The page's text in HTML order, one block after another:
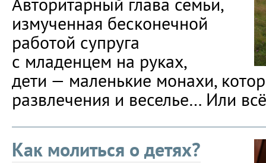
измученная бесконечной
работой супруга
с младенцем на руках,
дети — маленькие монахи,
развлечения и веселье… Или
Как молиться о детях?